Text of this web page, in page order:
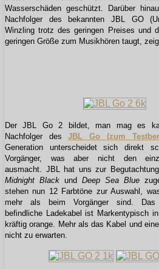
Wasserschäden geschützt. Darüber
Nachfolger des bekannten JBL GO
Winzling trotz des geringen Preises und
geringen Größe zum Musikhören taugt,
Der JBL Go 2 bildet, man mag es
Nachfolger desJBL Go (zum
Generation unterscheidet sich direkt
Vorgänger, was aber nicht den
ausmacht. JBL hat uns zur
Midnight Blackund Deep Sea Blue
stehen nun 12 Farbtöne zur Auswahl,
mehr als beim Vorgänger sind. Das
befindliche Ladekabel ist Markentypisch
kräftig orange. Mehr als das Kabel und
nicht zu erwarten.